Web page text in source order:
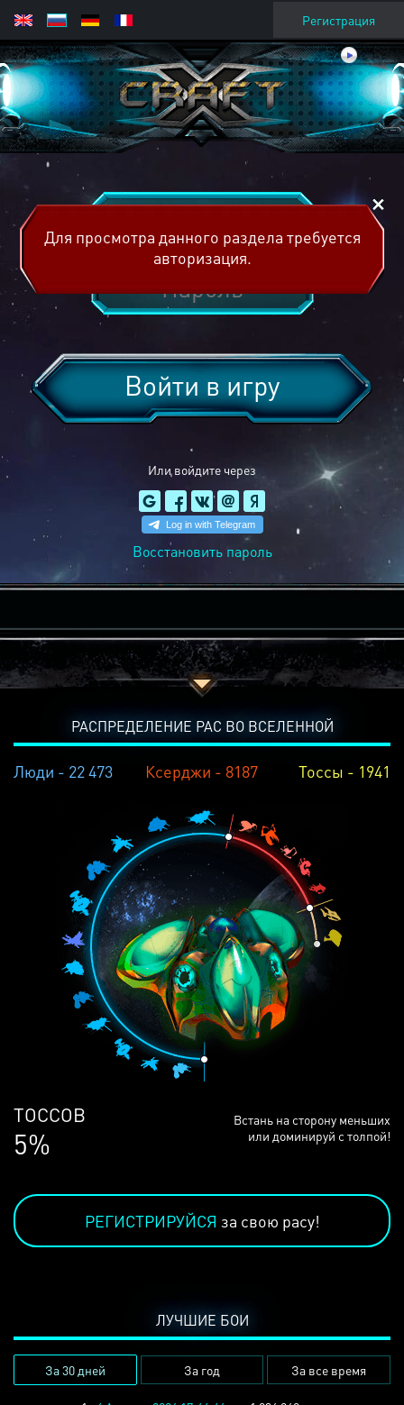
Регистрация
Или войдите через
Войти в игру
Восстановить пароль
Для просмотра данного раздела требуется
авторизация.
РАСПРЕДЕЛЕНИЕ РАС ВО ВСЕЛЕННОЙ
Люди - 22 473 Ксерджи - 8187 Тоссы - 1941
ЛЮДЕЙ
68%
Встань на сторону меньших
или доминируй с толпой!
РЕГИСТРИРУЙСЯ за свою расу!
ЛУЧШИЕ БОИ
За 30 дней За год За все время